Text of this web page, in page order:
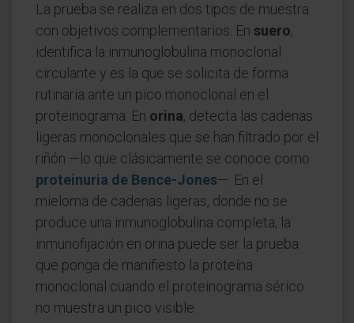
La prueba se realiza en dos tipos de muestra
con objetivos complementarios. En suero,
identifica la inmunoglobulina monoclonal
circulante y es la que se solicita de forma
rutinaria ante un pico monoclonal en el
proteinograma. En orina, detecta las cadenas
ligeras monoclonales que se han filtrado por el
riñón —lo que clásicamente se conoce como
proteinuria de Bence-Jones—. En el
mieloma de cadenas ligeras, donde no se
produce una inmunoglobulina completa, la
inmunofijación en orina puede ser la prueba
que ponga de manifiesto la proteína
monoclonal cuando el proteinograma sérico
no muestra un pico visible.